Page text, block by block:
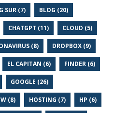
SUR (7) BLOG (20)
CHATGPT (11) CLOUD (5)
(8) DROPBOX (9)
EL CAPITAN (6) FINDER (6)
GOOGLE (26)
(8) HOSTING (7) HP (6)